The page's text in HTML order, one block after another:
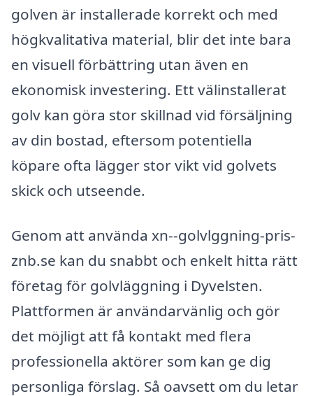
golven är installerade korrekt och med
högkvalitativa material, blir det inte bara
en visuell förbättring utan även en
ekonomisk investering. Ett välinstallerat
golv kan göra stor skillnad vid försäljning
av din bostad, eftersom potentiella
köpare ofta lägger stor vikt vid golvets
skick och utseende.
Genom att använda xn--golvlggning-pris-
znb.se kan du snabbt och enkelt hitta rätt
företag för golvläggning i Dyvelsten.
Plattformen är användarvänlig och gör
det möjligt att få kontakt med flera
professionella aktörer som kan ge dig
personliga förslag. Så oavsett om du letar